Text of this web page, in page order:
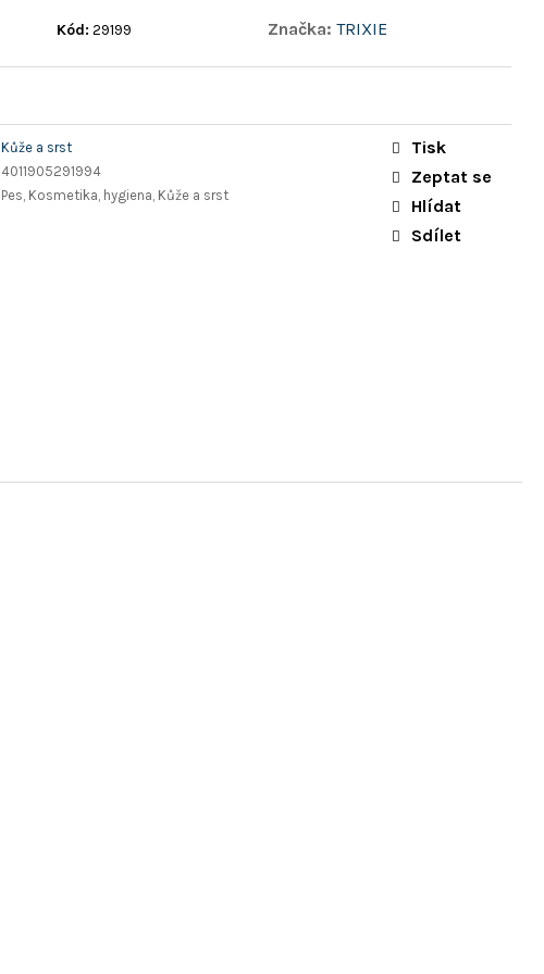
Kód: 29199 Značka: TRIXIE
Kůže a srst
4011905291994
Pes, Kosmetika, hygiena, Kůže a srst
Tisk
Zeptat se
Hlídat
Sdílet